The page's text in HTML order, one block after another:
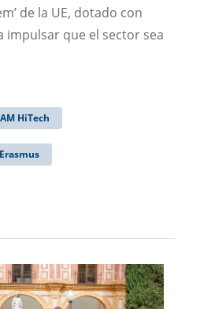
de la UE, dotado con
impulsar que el sector sea
HiTech
Erasmus